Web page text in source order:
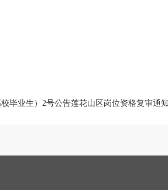
毕业生）2号公告莲花山区岗位资格复审